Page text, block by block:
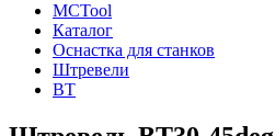
MCTool
Каталог
Оснастка для станков
Штревели
BT